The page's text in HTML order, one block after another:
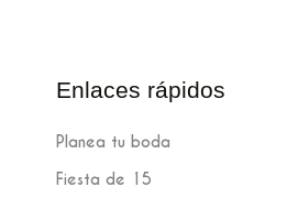
Enlaces rápidos
Planea tu boda
Fiesta de 15